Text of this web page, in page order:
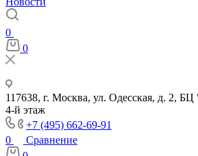
0
0
117638, г. Москва, ул. Одесская, д. 2,
4-й этаж
+7 (495) 662-69-91
0
Сравнение